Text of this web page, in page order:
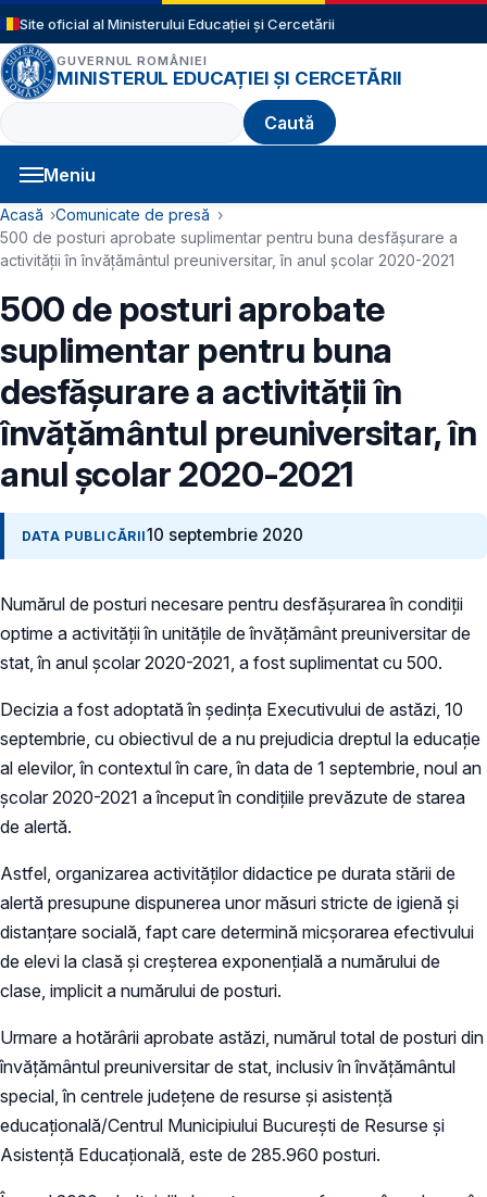
Sari la conținutul principal
Site oficial al Ministerului Educației și Cercetării
GUVERNUL ROMÂNIEI
MINISTERUL EDUCAȚIEI ȘI CERCETĂRII
Caută
Meniu
Navigație principală
Cale de navigare
Acasă
Comunicate de presă
500 de posturi aprobate suplimentar pentru buna desfășurare a
activității în învățământul preuniversitar, în anul școlar 2020-2021
500 de posturi aprobate
suplimentar pentru buna
desfășurare a activității în
învățământul preuniversitar, în
anul școlar 2020-2021
DATA PUBLICĂRII10 septembrie 2020
Numărul de posturi necesare pentru desfășurarea în condiții
optime a activității în unitățile de învățământ preuniversitar de
stat, în anul școlar 2020-2021, a fost suplimentat cu 500.
Decizia a fost adoptată în ședința Executivului de astăzi, 10
septembrie, cu obiectivul de a nu prejudicia dreptul la educație
al elevilor, în contextul în care, în data de 1 septembrie, noul an
școlar 2020-2021 a început în condițiile prevăzute de starea
de alertă.
Astfel, organizarea activităților didactice pe durata stării de
alertă presupune dispunerea unor măsuri stricte de igienă și
distanțare socială, fapt care determină micșorarea efectivului
de elevi la clasă și creșterea exponențială a numărului de
clase, implicit a numărului de posturi.
Urmare a hotărârii aprobate astăzi, numărul total de posturi din
învățământul preuniversitar de stat, inclusiv în învățământul
special, în centrele județene de resurse și asistență
educațională/Centrul Municipiului București de Resurse și
Asistență Educațională, este de 285.960 posturi.